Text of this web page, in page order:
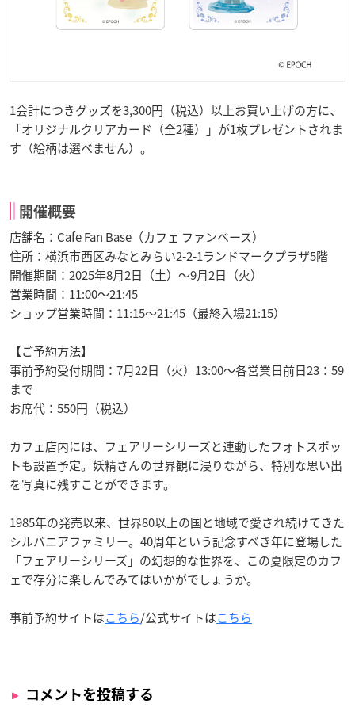
1会計につきグッズを3,300円（税込）以上お買い上げの方に、
「オリジナルクリアカード（全2種）」が1枚プレゼントされま
す（絵柄は選べません）。
開催概要
店舗名：Cafe Fan Base（カフェ ファンベース）
住所：横浜市西区みなとみらい2-2-1ランドマークプラザ5階
開催期間：2025年8月2日（土）〜9月2日（火）
営業時間：11:00〜21:45
ショップ営業時間：11:15〜21:45（最終入場21:15）
【ご予約方法】
事前予約受付期間：7月22日（火）13:00～各営業日前日23：59
まで
お席代：550円（税込）
カフェ店内には、フェアリーシリーズと連動したフォトスポッ
トも設置予定。妖精さんの世界観に浸りながら、特別な思い出
を写真に残すことができます。
1985年の発売以来、世界80以上の国と地域で愛され続けてきた
シルバニアファミリー。40周年という記念すべき年に登場した
「フェアリーシリーズ」の幻想的な世界を、この夏限定のカフ
ェで存分に楽しんでみてはいかがでしょうか。
事前予約サイトはこちら/公式サイトはこちら
コメントを投稿する